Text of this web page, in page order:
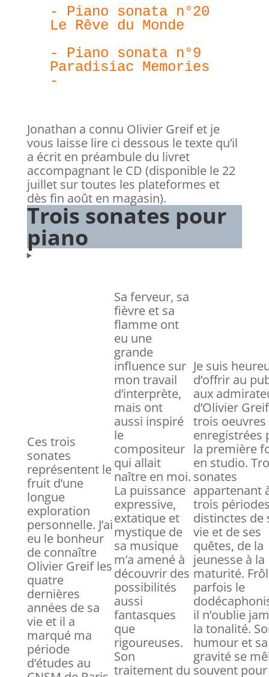
- Piano sonata n°20
Le Rêve du Monde
- Piano sonata n°9
Paradisiac Memories
-
Jonathan a connu Olivier Greif et je
vous laisse lire ci dessous le texte qu’il
a écrit en préambule du livret
accompagnant le CD (disponible le 22
juillet sur toutes les plateformes et
dès fin août en magasin).
Trois sonates pour
piano
Ces trois
sonates
représentent le
fruit d’une
longue
exploration
personnelle. J’ai
eu le bonheur
de connaître
Olivier Greif les
quatre
dernières
années de sa
vie et il a
marqué ma
période
d’études au
Sa ferveur, sa
fièvre et sa
flamme ont
eu une
grande
influence sur
mon travail
d’interprète,
mais ont
aussi inspiré
le
compositeur
qui allait
naître en moi.
La puissance
expressive,
extatique et
mystique de
sa musique
m’a amené à
découvrir des
possibilités
aussi
fantasques
que
rigoureuses.
Son
traitement du
Je suis
d’offrir au
aux
d’Olivier
trois oeuvres
enregistrées
la première
en studio.
sonates
appartenant
trois
distinctes de
vie et de ses
quêtes, de la
jeunesse à la
maturité.
parfois le
il n’oublie
la tonalité.
humour et sa
gravité se
souvent pour